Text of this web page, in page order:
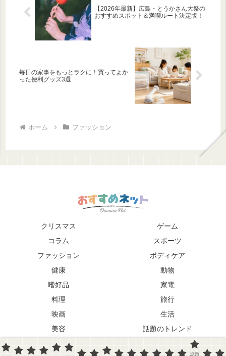
【2026年最新】広島・とうかさん大祭の
おすすめスポット＆満喫ルート決定版！
毎日の家事をもっとラクに！買ってよか
った便利グッズ3選
ホーム ファッション
クリスマス
ゲーム
コラム
スポーツ
ファッション
ボディケア
健康
動物
嗜好品
家電
料理
旅行
映画
生活
美容
話題のトレンド
趣味
話題